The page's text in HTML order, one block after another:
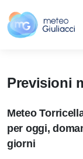
Previsioni
Meteo
per oggi,
giorni